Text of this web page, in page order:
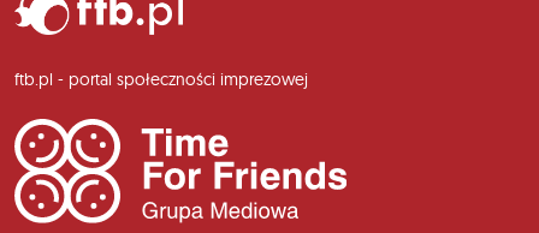
ftb.pl - portal społeczności imprezowej